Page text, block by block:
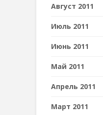
Август 2011
Июль 2011
Июнь 2011
Май 2011
Апрель 2011
Март 2011